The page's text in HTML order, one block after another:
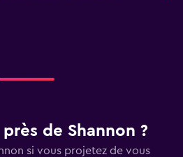
de Shannon ?
si vous projetez de vous